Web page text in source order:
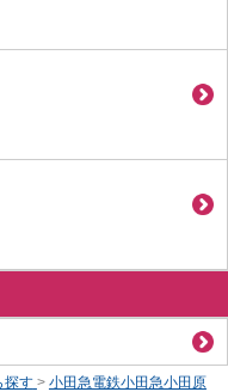
探す > 小田急電鉄小田急小田原